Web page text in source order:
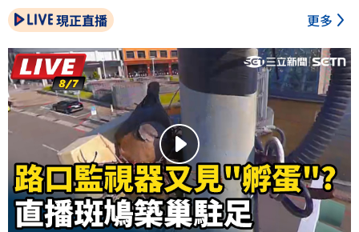
現正直播 更多